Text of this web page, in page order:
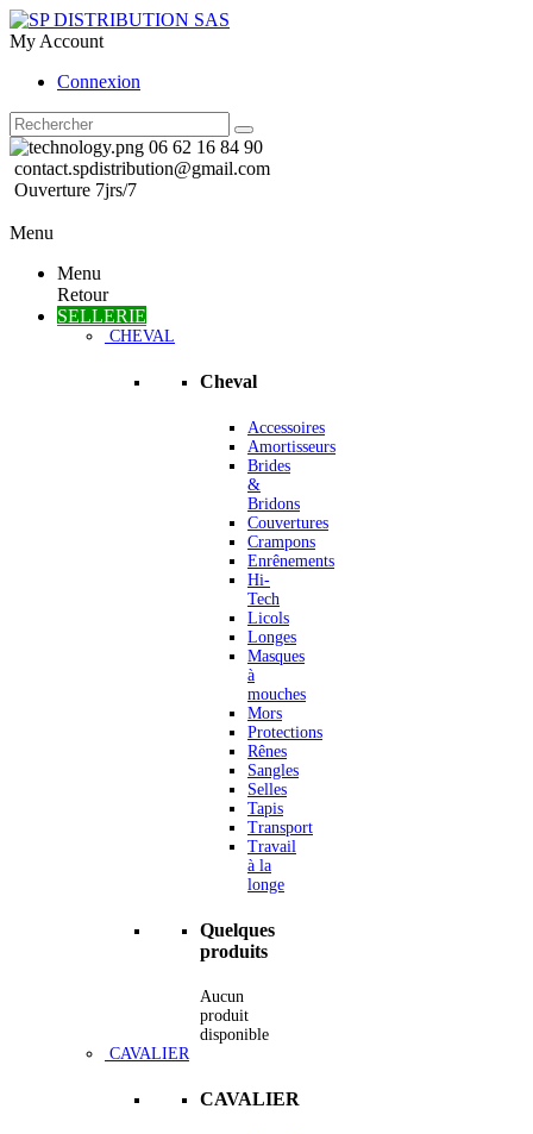
My Account
Connexion
06 62 16 84 90
contact.spdistribution@gmail.com
Ouverture 7jrs/7
Menu
Menu
Retour
SELLERIE
CHEVAL
Cheval
Accessoires
Amortisseurs
Brides
&
Bridons
Couvertures
Crampons
Enrênements
Hi-
Tech
Licols
Longes
Masques
à
mouches
Mors
Protections
Rênes
Sangles
Selles
Tapis
Transport
Travail
à la
longe
Quelques
produits
Aucun
produit
disponible
CAVALIER
CAVALIER